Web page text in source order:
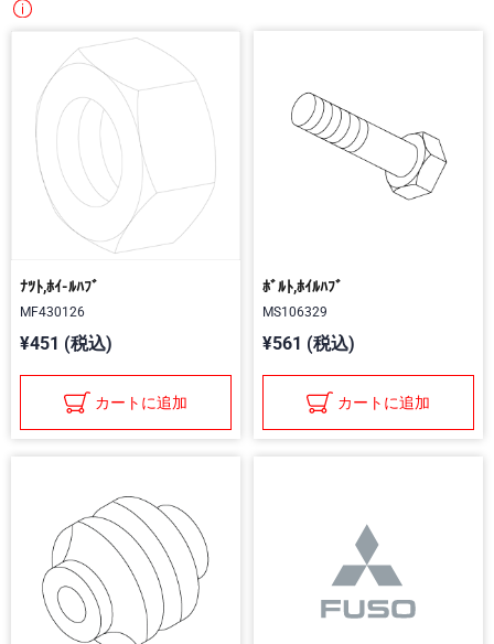
ﾅﾂﾄ,ﾎｲ-ﾙﾊﾌﾞ
MF430126
¥451 (税込)
カートに追加
ﾎﾞﾙﾄ,ﾎｲﾙﾊﾌﾞ
MS106329
¥561 (税込)
カートに追加